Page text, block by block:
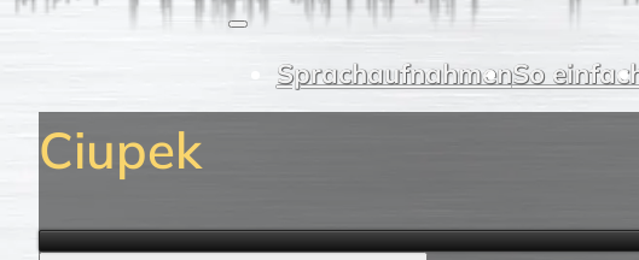
SprachaufnahmenSo
Ciupek